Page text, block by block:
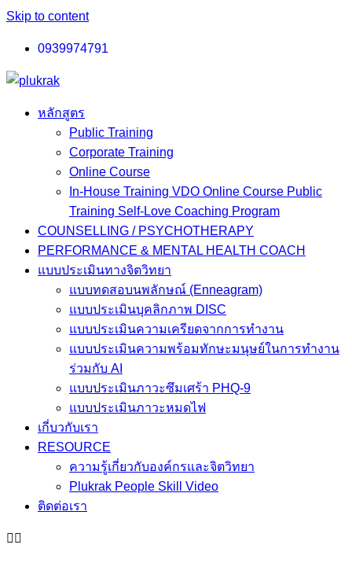
Skip to content
0939974791
หลักสูตร
Public Training
Corporate Training
Online Course
In-House Training VDO Online Course Public
Training Self-Love Coaching Program
COUNSELLING / PSYCHOTHERAPY
PERFORMANCE & MENTAL HEALTH COACH
แบบประเมินทางจิตวิทยา
แบบทดสอบนพลักษณ์ (Enneagram)
แบบประเมินบุคลิกภาพ DISC
แบบประเมินความเครียดจากการทำงาน
แบบประเมินความพร้อมทักษะมนุษย์ในการทำงาน
ร่วมกับ AI
แบบประเมินภาวะซึมเศร้า PHQ-9
แบบประเมินภาวะหมดไฟ
เกี่บวกับเรา
RESOURCE
ความรู้เกี่ยวกับองค์กรและจิตวิทยา
Plukrak People Skill Video
ติดต่อเรา